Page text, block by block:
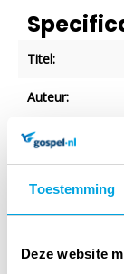
Toestemming
Deze website
Titel:
Auteur:
Taal:
Aantal blz.:
NUR-code: